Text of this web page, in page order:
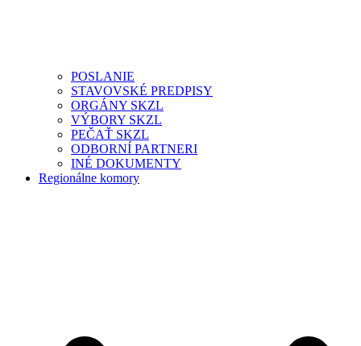
POSLANIE
STAVOVSKÉ PREDPISY
ORGÁNY SKZL
VÝBORY SKZL
PEČAŤ SKZL
ODBORNÍ PARTNERI
INÉ DOKUMENTY
Regionálne komory